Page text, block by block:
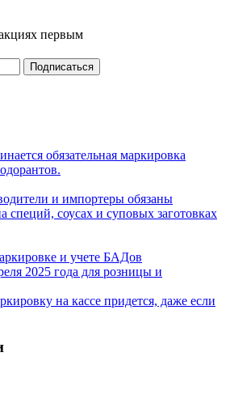
первым
обязательная маркировка
и импортеры обязаны
специй, соусах и суповых заготовках
и учете БАДов
2025 года для розницы и
на кассе придется, даже если